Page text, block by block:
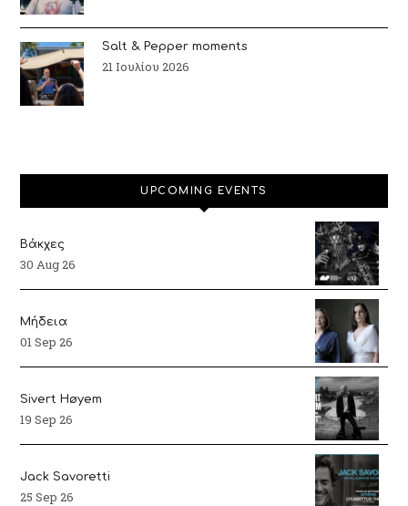
Salt & Pepper moments
21 Ιουλίου 2026
UPCOMING EVENTS
Βάκχες
30 Aug 26
Μήδεια
01 Sep 26
Sivert Høyem
19 Sep 26
Jack Savoretti
25 Sep 26